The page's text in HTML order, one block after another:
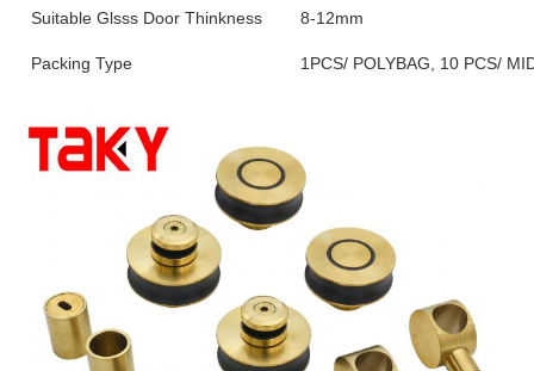
Suitable Glsss Door Thinkness 8-12mm
Packing Type 1PCS/ POLYBAG, 10 PCS/